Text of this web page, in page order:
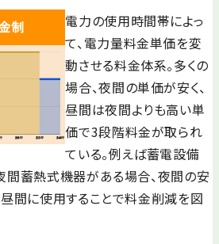
電力の使用時間帯によっ
て、電力量料金単価を変
動させる料金体系。多くの
場合、夜間の単価が安く、
昼間は夜間よりも高い単
価で3段階料金が取られ
ている。例えば蓄電設備
間蓄熱式機器がある場合、夜間の安
昼間に使用することで料金削減を図